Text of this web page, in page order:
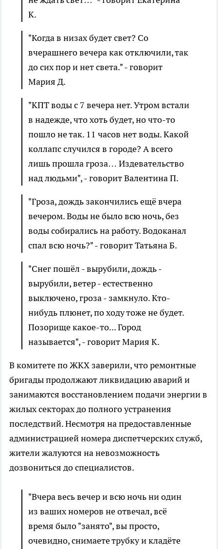
К.
"Когда в низах будет свет? Со
вчерашнего вечера как отключили, так
до сих пор и нет света." - говорит
Мария Д.
"КПТ воды с 7 вечера нет. Утром встали
в надежде, что хоть будет, но что-то
пошло не так. 11 часов нет воды. Какой
коллапс случился в городе? А всего
лишь прошла гроза… Издевательство
над людьми", - говорит Валентина П.
"Гроза, дождь закончились ещё вчера
вечером. Воды не было всю ночь, без
воды собирались на работу. Водоканал
спал всю ночь?" - говорит Татьяна Б.
"Снег пошёл - вырубили, дождь -
вырубили, ветер - естественно
выключено, гроза - замкнуло. Кто-
нибудь плюнет, по ходу тоже не будет.
Позорище какое-то... Город
называется", - говорит Мария К.
В комитете по ЖКХ заверили, что ремонтные
бригады продолжают ликвидацию аварий и
занимаются восстановлением подачи энергии в
жилых секторах до полного устранения
последствий. Несмотря на предоставленные
администрацией номера диспетчерских служб,
жители жалуются на невозможность
дозвониться до специалистов.
"Вчера весь вечер и всю ночь ни один
из ваших номеров не отвечал, всё
время было "занято", вы просто,
очевидно, снимаете трубку и кладёте